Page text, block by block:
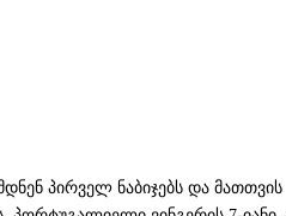
პირველ ნაბიჯებს და მათთვის